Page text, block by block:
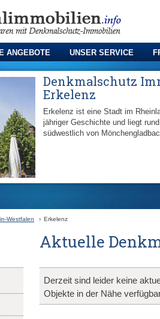
ANGEBOTE UNSER SERVICE
Denkmalschutz
Erkelenz
Erkelenz ist eine Stadt im
jähriger Geschichte und liegt
südwestlich von
Westfalen › Erkelenz
Aktuelle
Derzeit sind leider keine
Objekte in der Nähe